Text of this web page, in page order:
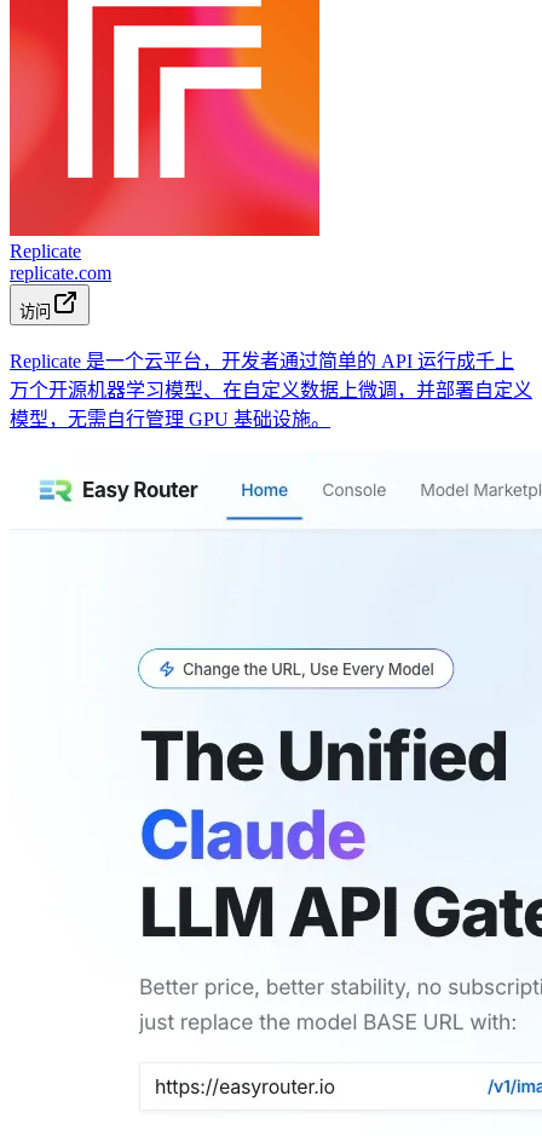
Replicate
replicate.com
访问
Replicate 是一个云平台，开发者通过简单的 API 运行成千上
万个开源机器学习模型、在自定义数据上微调，并部署自定义
模型，无需自行管理 GPU 基础设施。